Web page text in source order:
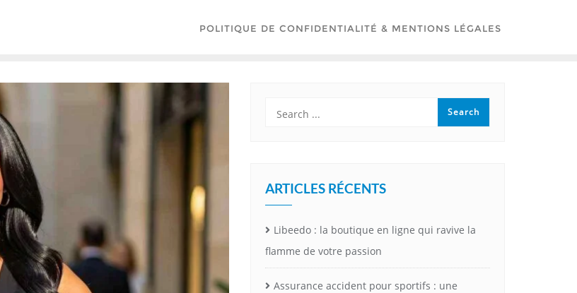
POLITIQUE DE CONFIDENTIALITÉ & MENTIONS LÉGALES
ARTICLES RÉCENTS
Libeedo : la boutique en ligne qui ravive la
flamme de votre passion
Assurance accident pour sportifs : une